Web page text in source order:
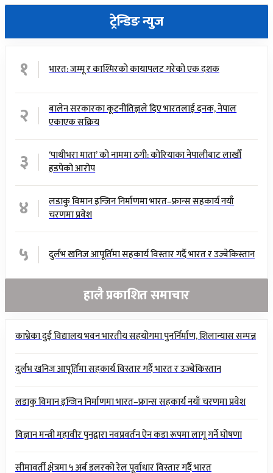
ट्रेन्डिङ न्युज
१ भारत: जम्मू र काश्मिरको कायापलट गरेको एक दशक
२
बालेन सरकारका कूटनीतिज्ञले दिए भारतलाई दनक, नेपाल
एकाएक सक्रिय
३
‘पाथीभरा माता’ को नाममा ठगी: कोरियाका नेपालीबाट लाखौँ
हडपेको आरोप
४
लडाकु विमान इन्जिन निर्माणमा भारत–फ्रान्स सहकार्य नयाँ
चरणमा प्रवेश
५ दुर्लभ खनिज आपूर्तिमा सहकार्य विस्तार गर्दै भारत र उज्बेकिस्तान
हालै प्रकाशित समाचार
काभ्रेका दुई विद्यालय भवन भारतीय सहयोगमा पुनर्निर्माण, शिलान्यास सम्पन्न
दुर्लभ खनिज आपूर्तिमा सहकार्य विस्तार गर्दै भारत र उज्बेकिस्तान
लडाकु विमान इन्जिन निर्माणमा भारत–फ्रान्स सहकार्य नयाँ चरणमा प्रवेश
विज्ञान मन्त्री महावीर पुनद्वारा नवप्रवर्तन ऐन कडा रूपमा लागू गर्ने घोषणा
सीमावर्ती क्षेत्रमा ५ अर्ब डलरको रेल पूर्वाधार विस्तार गर्दै भारत